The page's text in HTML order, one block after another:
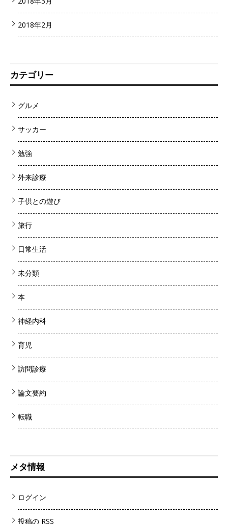
2018年2月
カテゴリー
グルメ
サッカー
勉強
外来診療
子供との遊び
旅行
日常生活
未分類
本
神経内科
育児
訪問診療
論文要約
転職
メタ情報
ログイン
投稿の RSS